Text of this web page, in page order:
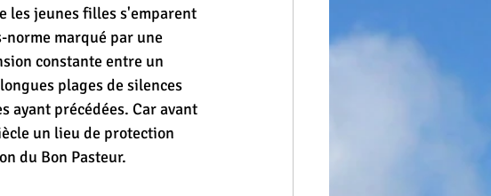
les jeunes filles s'emparent
marqué par une
constante entre un
plages de silences
ayant précédées. Car avant
un lieu de protection
du Bon Pasteur.